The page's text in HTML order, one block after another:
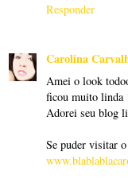
Responder
Carolina
Amei o look
ficou muito linda
Adorei seu blog
Se puder visitar